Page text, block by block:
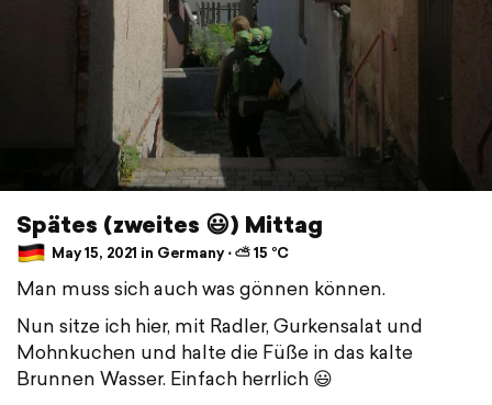
Spätes (zweites 😃) Mittag
May 15, 2021 in Germany ⋅ ⛅ 15 °C
Man muss sich auch was gönnen können.
Nun sitze ich hier, mit Radler, Gurkensalat und
Mohnkuchen und halte die Füße in das kalte
Brunnen Wasser. Einfach herrlich 😃